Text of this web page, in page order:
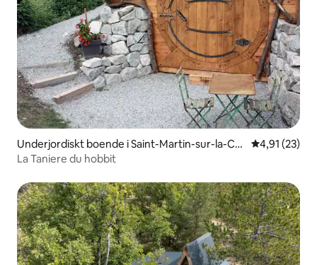
Underjordiskt boende i Saint-Martin-sur-la-Ch
ambre
4,91 av 5 i
4,91 (23)
La Taniere du hobbit